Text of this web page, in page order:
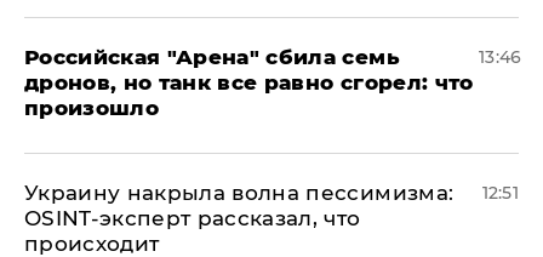
​Российская "Арена" сбила семь
дронов, но танк все равно сгорел: что
произошло
13:46
​Украину накрыла волна пессимизма:
OSINT-эксперт рассказал, что
происходит
12:51